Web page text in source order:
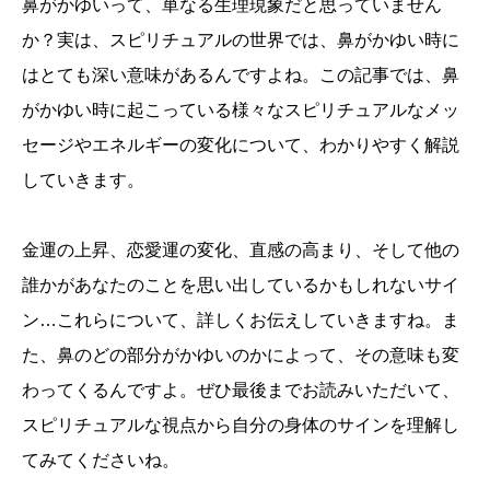
鼻がかゆいって、単なる生理現象だと思っていません
か？実は、スピリチュアルの世界では、鼻がかゆい時に
はとても深い意味があるんですよね。この記事では、鼻
がかゆい時に起こっている様々なスピリチュアルなメッ
セージやエネルギーの変化について、わかりやすく解説
していきます。
金運の上昇、恋愛運の変化、直感の高まり、そして他の
誰かがあなたのことを思い出しているかもしれないサイ
ン…これらについて、詳しくお伝えしていきますね。ま
た、鼻のどの部分がかゆいのかによって、その意味も変
わってくるんですよ。ぜひ最後までお読みいただいて、
スピリチュアルな視点から自分の身体のサインを理解し
てみてくださいね。